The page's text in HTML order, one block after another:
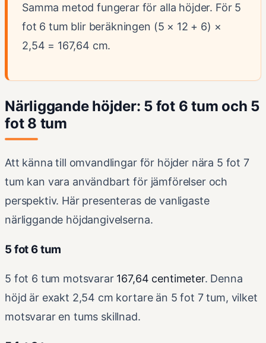
Samma metod fungerar för alla höjder. För 5
fot 6 tum blir beräkningen (5 × 12 + 6) ×
2,54 = 167,64 cm.
Närliggande höjder: 5 fot 6 tum och 5
fot 8 tum
Att känna till omvandlingar för höjder nära 5 fot 7
tum kan vara användbart för jämförelser och
perspektiv. Här presenteras de vanligaste
närliggande höjdangivelserna.
5 fot 6 tum
5 fot 6 tum motsvarar 167,64 centimeter. Denna
höjd är exakt 2,54 cm kortare än 5 fot 7 tum, vilket
motsvarar en tums skillnad.